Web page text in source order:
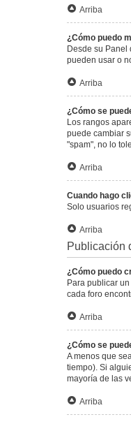
Arriba
¿Cómo puedo
Desde su Panel
pueden usar o
Arriba
¿Cómo se
Los rangos
puede cambiar
"spam", no lo
Arriba
Cuando hago
Solo usuarios
Arriba
Publicación
¿Cómo puedo
Para publicar
cada foro
Arriba
¿Cómo se
A menos que
tiempo). Si
mayoría de las
Arriba